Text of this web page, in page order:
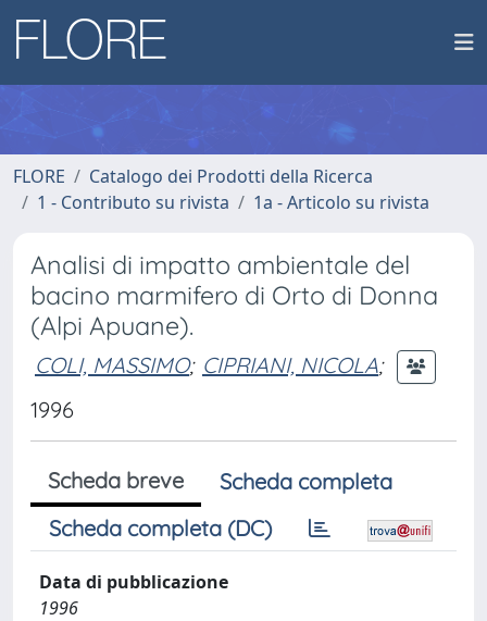
FLORE
Catalogo dei Prodotti della Ricerca
1 - Contributo su rivista
1a - Articolo su rivista
Analisi di impatto ambientale del
bacino marmifero di Orto di Donna
(Alpi Apuane).
COLI, MASSIMO; CIPRIANI, NICOLA;
1996
Scheda breve
Scheda completa
Scheda completa (DC)
Data di pubblicazione
1996